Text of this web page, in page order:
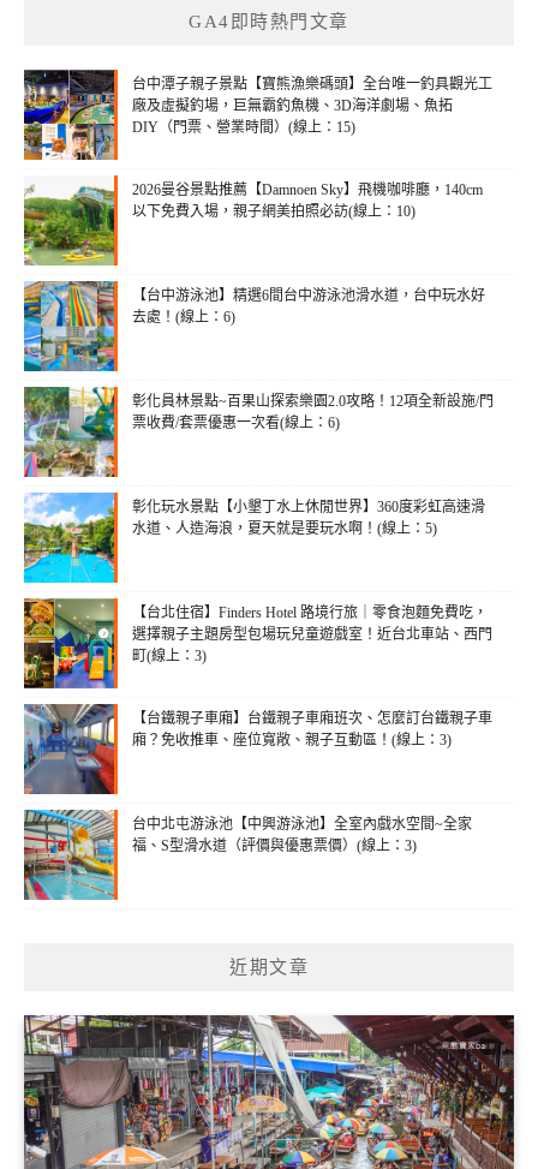
GA4即時熱門文章
台中潭子親子景點【寶熊漁樂碼頭】全台唯一釣具觀光工
廠及虛擬釣場，巨無霸釣魚機、3D海洋劇場、魚拓
DIY（門票、營業時間）(線上：15)
2026曼谷景點推薦【Damnoen Sky】飛機咖啡廳，140cm
以下免費入場，親子網美拍照必訪(線上：10)
【台中游泳池】精選6間台中游泳池滑水道，台中玩水好
去處！(線上：6)
彰化員林景點~百果山探索樂園2.0攻略！12項全新設施/門
票收費/套票優惠一次看(線上：6)
彰化玩水景點【小墾丁水上休閒世界】360度彩虹高速滑
水道、人造海浪，夏天就是要玩水啊！(線上：5)
【台北住宿】Finders Hotel 路境行旅｜零食泡麵免費吃，
選擇親子主題房型包場玩兒童遊戲室！近台北車站、西門
町(線上：3)
【台鐵親子車廂】台鐵親子車廂班次、怎麼訂台鐵親子車
廂？免收推車、座位寬敞、親子互動區！(線上：3)
台中北屯游泳池【中興游泳池】全室內戲水空間~全家
福、S型滑水道（評價與優惠票價）(線上：3)
近期文章